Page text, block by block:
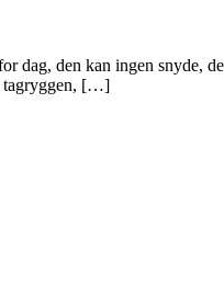
dag, den kan ingen
tagryggen, […]